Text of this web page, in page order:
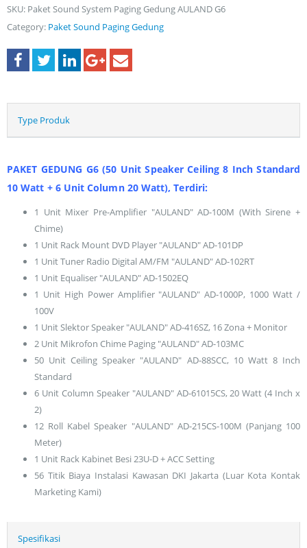
SKU: Paket Sound System Paging Gedung AULAND G6
Category: Paket Sound Paging Gedung
Type Produk
PAKET GEDUNG G6 (50 Unit Speaker Ceiling 8 Inch Standard
10 Watt + 6 Unit Column 20 Watt), Terdiri:
1 Unit Mixer Pre-Amplifier "AULAND" AD-100M (With Sirene +
Chime)
1 Unit Rack Mount DVD Player "AULAND" AD-101DP
1 Unit Tuner Radio Digital AM/FM "AULAND" AD-102RT
1 Unit Equaliser "AULAND" AD-1502EQ
1 Unit High Power Amplifier "AULAND" AD-1000P, 1000 Watt /
100V
1 Unit Slektor Speaker "AULAND" AD-416SZ, 16 Zona + Monitor
2 Unit Mikrofon Chime Paging "AULAND" AD-103MC
50 Unit Ceiling Speaker "AULAND" AD-88SCC, 10 Watt 8 Inch
Standard
6 Unit Column Speaker "AULAND" AD-61015CS, 20 Watt (4 Inch x
2)
12 Roll Kabel Speaker "AULAND" AD-215CS-100M (Panjang 100
Meter)
1 Unit Rack Kabinet Besi 23U-D + ACC Setting
56 Titik Biaya Instalasi Kawasan DKI Jakarta (Luar Kota Kontak
Marketing Kami)
Spesifikasi